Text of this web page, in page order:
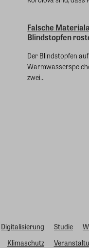
Falsche
Blindstopfen
Der Blindstopfen
zwei...
Digitalisierung Studie
Klimaschutz